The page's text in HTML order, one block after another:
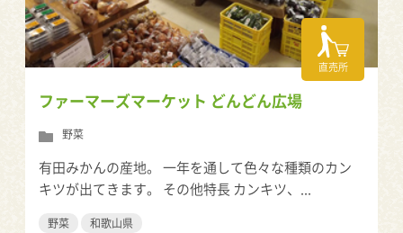
直売所
ファーマーズマーケット どんどん広場
野菜
有田みかんの産地。 一年を通して色々な種類のカン
キツが出てきます。 その他特長 カンキツ、...
野菜 和歌山県